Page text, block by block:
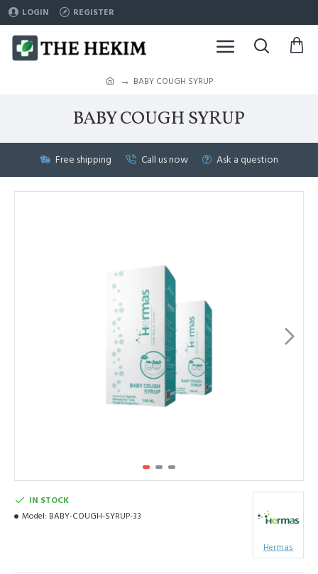
LOGIN REGISTER
BABY COUGH SYRUP
BABY COUGH SYRUP
Free shipping Call us now Ask a question
IN STOCK
Model: BABY-COUGH-SYRUP-33
Hermas